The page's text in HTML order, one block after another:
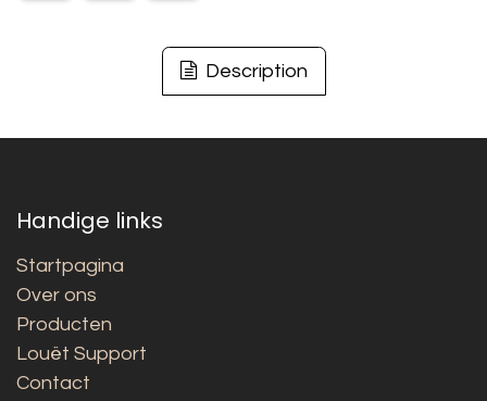
Description
Handige links
Startpagina
Over ons
Producten
Louët Support
Contact